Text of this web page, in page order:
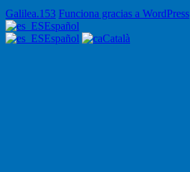
Galilea.153 Funciona gracias a WordPress
Español
Español
Català